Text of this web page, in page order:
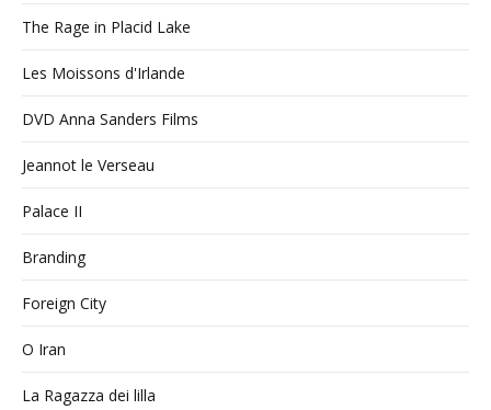
The Rage in Placid Lake
Les Moissons d'Irlande
DVD Anna Sanders Films
Jeannot le Verseau
Palace II
Branding
Foreign City
O Iran
La Ragazza dei lilla